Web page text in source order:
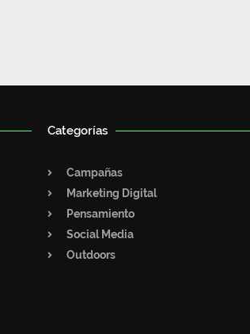
Categorías
Campañas
Marketing Digital
Pensamiento
Social Media
Outdoors